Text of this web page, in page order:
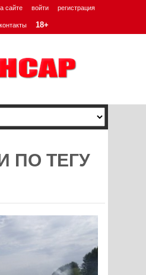
сайте войти регистрация
контакты 18+
ПО ТЕГУ